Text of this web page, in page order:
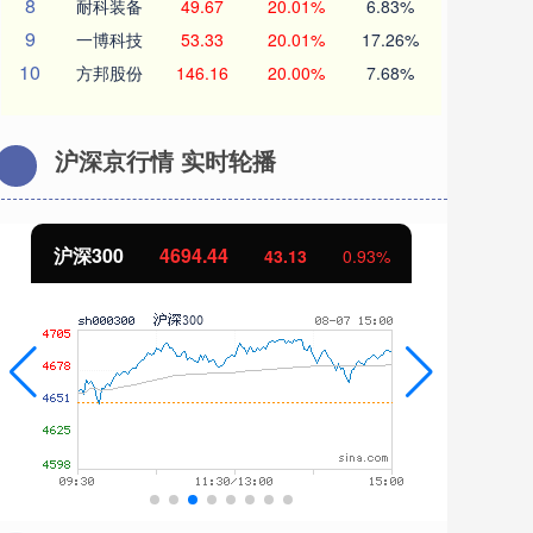
耐科装备 49.67 20.01% 6.83%
9 一博科技 53.33 20.01% 17.26%
10 方邦股份 146.16 20.00% 7.68%
沪深京行情 实时轮播
沪深300 4694.44 43.13 0.93%